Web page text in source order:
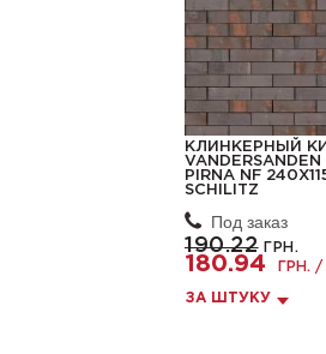
КЛИНКЕРНЫЙ
VANDERSANDEN
PIRNA NF
SCHILITZ
Под заказ
190.22ГРН.
180.94 ГРН. /
ЗА ШТУКУ